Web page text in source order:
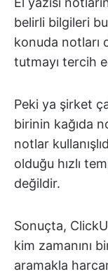
belirli bilgileri
konuda notları
tutmayı tercih
Peki ya şirket
birinin kağıda
notlar
olduğu hızlı
değildir.
Sonuçta,
kim zamanını
aramakla